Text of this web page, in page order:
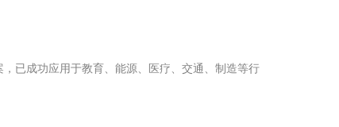
已成功应用于教育、能源、医疗、交通、制造等行